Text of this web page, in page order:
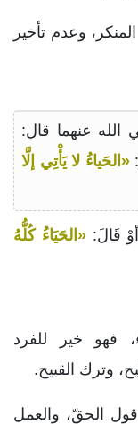
وعدم تأخير
الله عنهما قال:
«الحَياءُ لا يَأْتِي إلَّا
قَالَ:«الحَيَاءُ كُلُّهُ
فهو خير للفرد
وترك القبيح.
قول الحقّ، والعمل